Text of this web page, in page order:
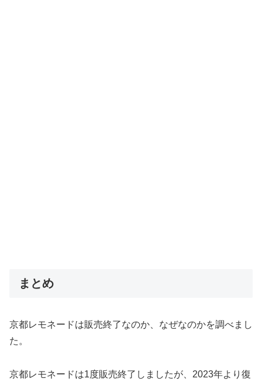
まとめ
京都レモネードは販売終了なのか、なぜなのかを調べまし
た。
京都レモネードは1度販売終了しましたが、2023年より復